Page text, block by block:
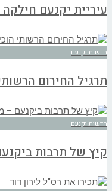
עיריית יקנעם
חדשות יקנעם
תרגיל החירום
חדשות יקנעם
קיץ של תרבות ביקנעם – מופע